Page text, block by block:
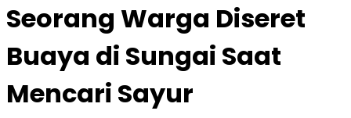
Seorang Warga Diseret
Buaya di Sungai Saat
Mencari Sayur